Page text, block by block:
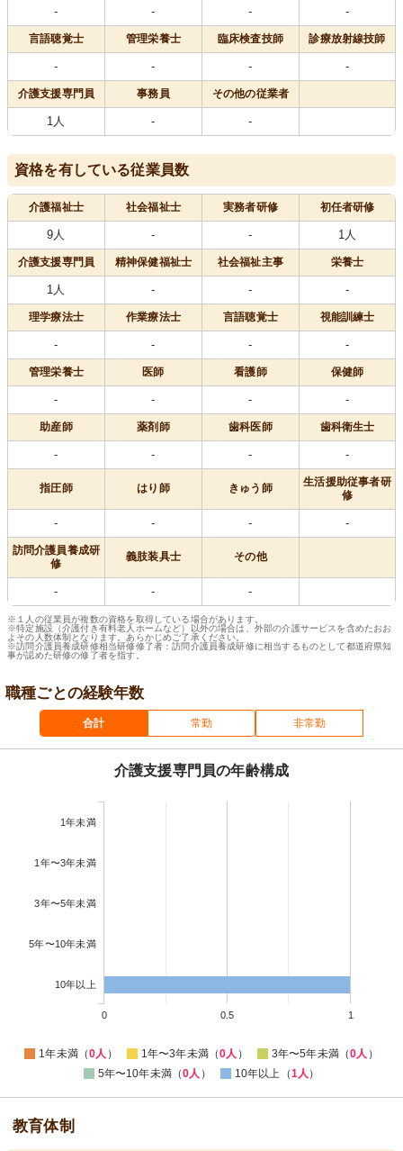
- - - -
言語聴覚士 管理栄養士 臨床検査技師 診療放射線技師
- - - -
介護支援専門員 事務員 その他の従業者
1人 - -
資格を有している従業員数
介護福祉士 社会福祉士 実務者研修 初任者研修
9人 - - 1人
介護支援専門員 精神保健福祉士 社会福祉主事 栄養士
1人 - - -
理学療法士 作業療法士 言語聴覚士 視能訓練士
- - - -
管理栄養士 医師 看護師 保健師
- - - -
助産師 薬剤師 歯科医師 歯科衛生士
- - - -
指圧師 はり師 きゅう師
生活援助従事者研
修
- - - -
訪問介護員養成研
修
義肢装具士 その他
- - -
※１人の従業員が複数の資格を取得している場合があります。
※特定施設（介護付き有料老人ホームなど）以外の場合は、外部の介護サービスを含めたおお
よその人数体制となります。あらかじめご了承ください。
※訪問介護員養成研修相当研修修了者：訪問介護員養成研修に相当するものとして都道府県知
事が認めた研修の修了者を指す。
職種ごとの経験年数
合計 常勤 非常勤
介護支援専門員の年齢構成
1年未満
1年〜3年未満
3年〜5年未満
5年〜10年未満
10年以上
0 0.5 1
1年未満（0人 ） 1年〜3年未満（0人 ） 3年〜5年未満（0人 ）
5年〜10年未満（0人 ） 10年以上（1人 ）
教育体制